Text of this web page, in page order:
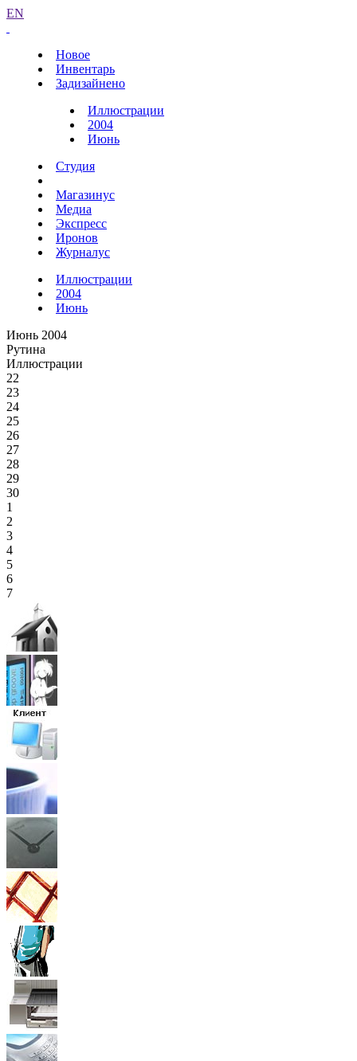
EN
Новое
Инвентарь
Задизайнено
Иллюстрации
2004
Июнь
Студия
Магазинус
Медиа
Экспресс
Иронов
Журналус
Иллюстрации
2004
Июнь
Июнь 2004
Рутина
Иллюстрации
22
23
24
25
26
27
28
29
30
1
2
3
4
5
6
7